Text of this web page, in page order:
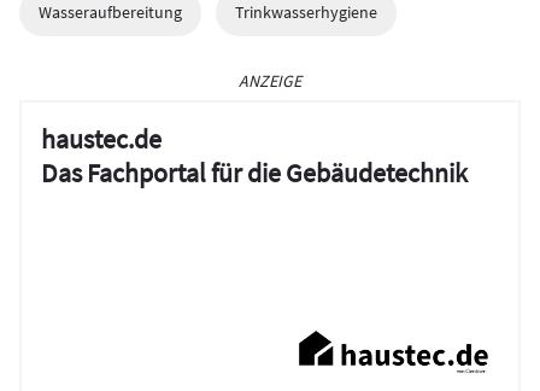
Wasseraufbereitung Trinkwasserhygiene
ANZEIGE
haustec.de
Das Fachportal für die Gebäudetechnik